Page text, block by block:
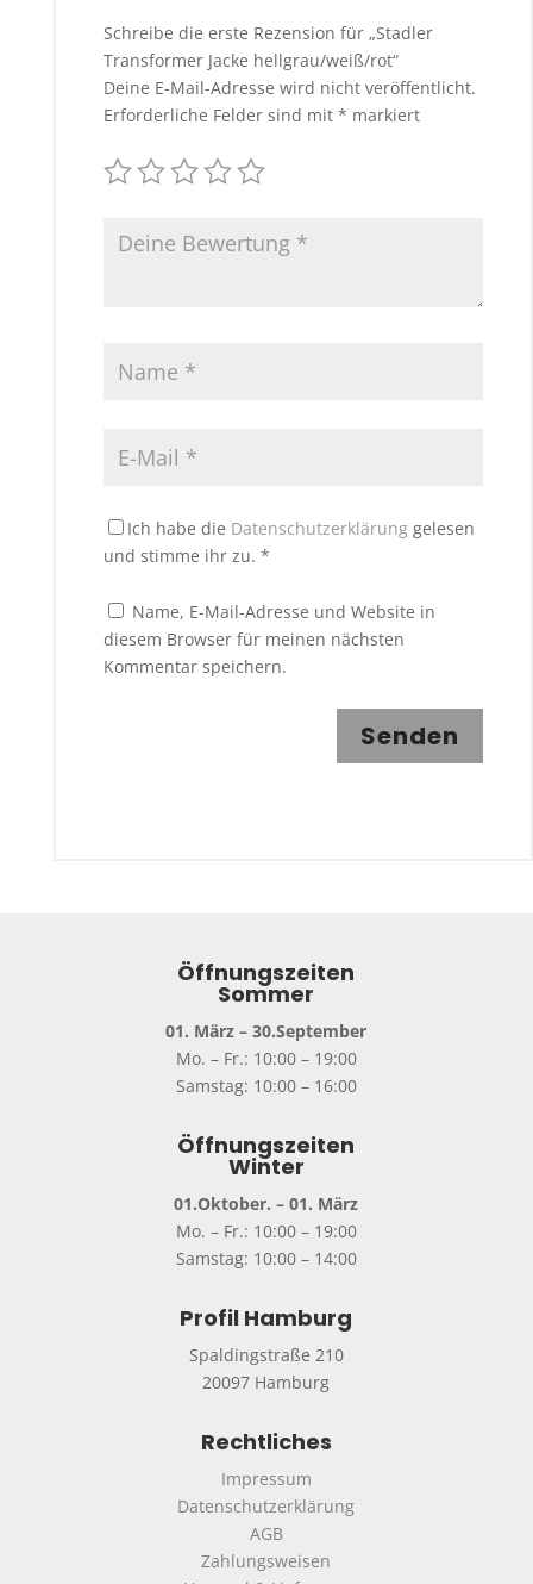
Schreibe die erste Rezension für „Stadler
Transformer Jacke hellgrau/weiß/rot“
Deine E-Mail-Adresse wird nicht veröffentlicht.
Erforderliche Felder sind mit * markiert
Ich habe die Datenschutzerklärunggelesen
und stimme ihr zu. *
Name, E-Mail-Adresse und Website in
diesem Browser für meinen nächsten
Kommentar speichern.
Senden
Öffnungszeiten
Sommer
01. März – 30.September
Mo. – Fr.: 10:00 – 19:00
Samstag: 10:00 – 16:00
Öffnungszeiten
Winter
01.Oktober. – 01. März
Mo. – Fr.: 10:00 – 19:00
Samstag: 10:00 – 14:00
Profil Hamburg
Spaldingstraße 210
20097 Hamburg
Rechtliches
Impressum
Datenschutzerklärung
AGB
Zahlungsweisen